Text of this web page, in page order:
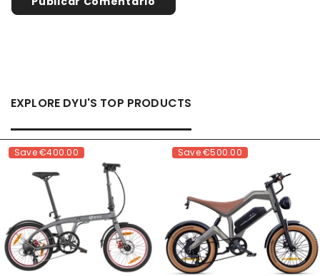
EXPLORE DYU'S TOP PRODUCTS
Save€400.00 Save€500.00